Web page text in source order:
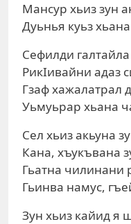
Мансур хьиз зун
Дуьнья куьз хьана
Сефилди
РикIивайни адаз
Гзаф хажалатрал
Уьмуьрар хьана
Сел хьиз акьуна
Кана, хъукъвана
Гьатна чилинани
Гьинва намус,
Зун хьиз кайид я